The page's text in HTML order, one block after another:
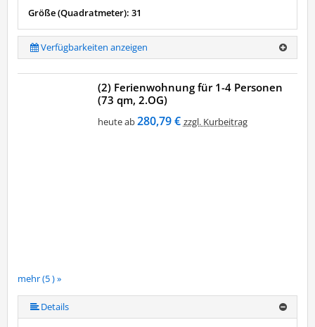
Größe (Quadratmeter): 31
Verfügbarkeiten anzeigen
mehr (5 ) »
mehr (5 ) »
(2) Ferienwohnung für 1-4 Personen
(73 qm, 2.OG)
heute ab280,79 € zzgl. Kurbeitrag
Details